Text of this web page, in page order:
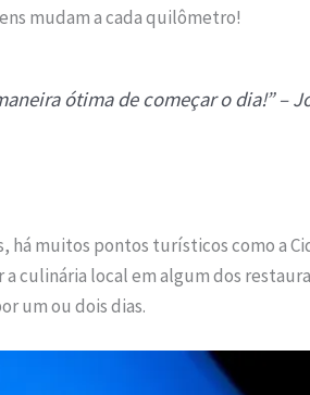
mudam a cada quilômetro!
ótima de começar o dia!” –
há muitos pontos turísticos como a
culinária local em algum dos
um ou dois dias.